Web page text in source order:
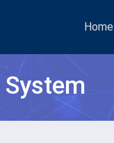
Home